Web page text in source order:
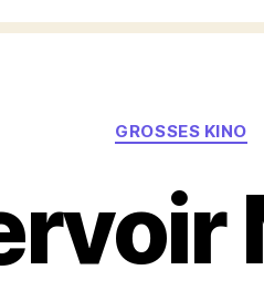
GROSSES KINO